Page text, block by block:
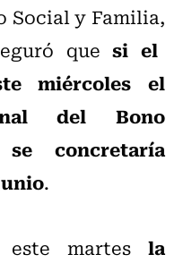
Social y Familia,
que si el
miércoles el
del Bono
concretaría
.
este martes la